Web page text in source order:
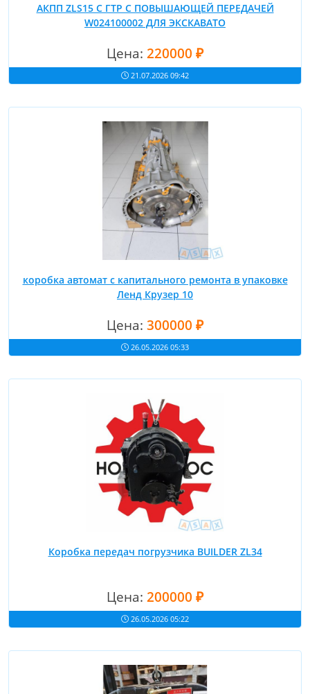
АКПП ZLS15 С ГТР С ПОВЫШАЮЩЕЙ ПЕРЕДАЧЕЙ
W024100002 ДЛЯ ЭКСКАВАТО
Цена: 220000 ₽
21.07.2026 09:42
коробка автомат с капитального ремонта в упаковке
Ленд Крузер 10
Цена: 300000 ₽
26.05.2026 05:33
Коробка передач погрузчика BUILDER ZL34
Цена: 200000 ₽
26.05.2026 05:22